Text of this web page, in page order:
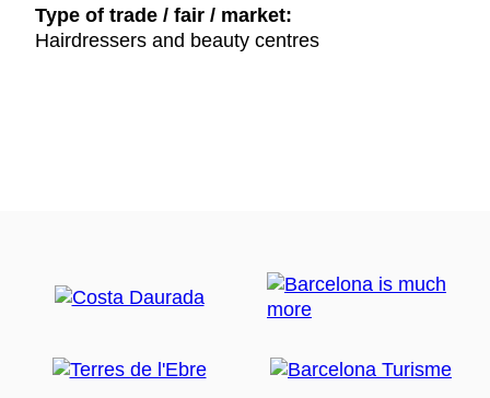
Type of trade / fair / market:
Hairdressers and beauty centres